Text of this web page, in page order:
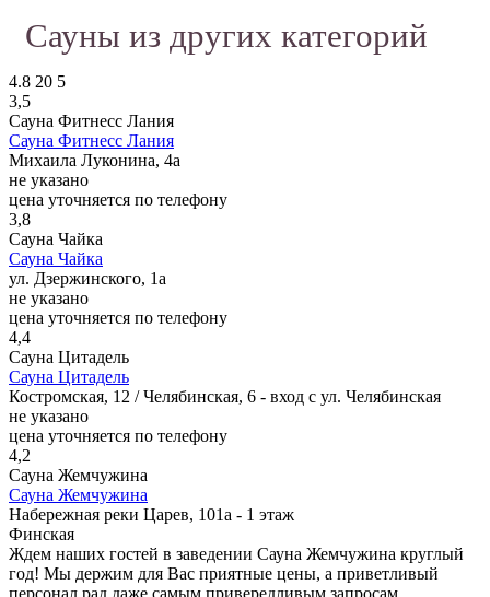
Сауны из других категорий
4.8 20 5
3,5
Сауна Фитнесс Лания
Сауна Фитнесс Лания
Михаила Луконина, 4а
не указано
цена уточняется по телефону
3,8
Сауна Чайка
Сауна Чайка
ул. Дзержинского, 1а
не указано
цена уточняется по телефону
4,4
Сауна Цитадель
Сауна Цитадель
Костромская, 12 / Челябинская, 6 - вход с ул. Челябинская
не указано
цена уточняется по телефону
4,2
Сауна Жемчужина
Сауна Жемчужина
Набережная реки Царев, 101а - 1 этаж
Финская
Ждем наших гостей в заведении Сауна Жемчужина круглый
год! Мы держим для Вас приятные цены, а приветливый
персонал рад даже самым привередливым запросам.